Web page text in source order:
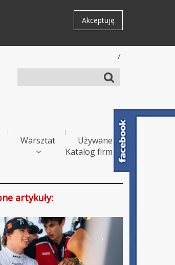
Akceptuję
/
Warsztat
Używane
Katalog firm
artykuły: